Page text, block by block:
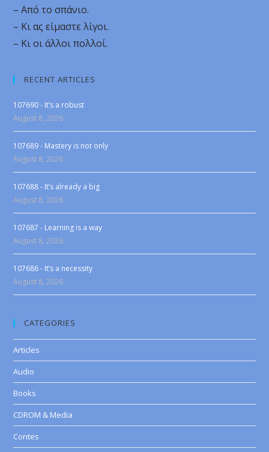
– Από το σπάνιο.
– Κι ας είμαστε λίγοι.
– Κι οι άλλοι πολλοί.
RECENT ARTICLES
107690 - It’s a robust
August 8, 2026
107689 - Mastery is not only
August 8, 2026
107688 - It’s already a big
August 8, 2026
107687 - Learning is a way
August 8, 2026
107686 - It’s a necessity
August 8, 2026
CATEGORIES
Articles
Audio
Books
CDROM & Media
Contes